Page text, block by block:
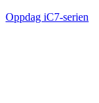
Oppdag iC7-serien